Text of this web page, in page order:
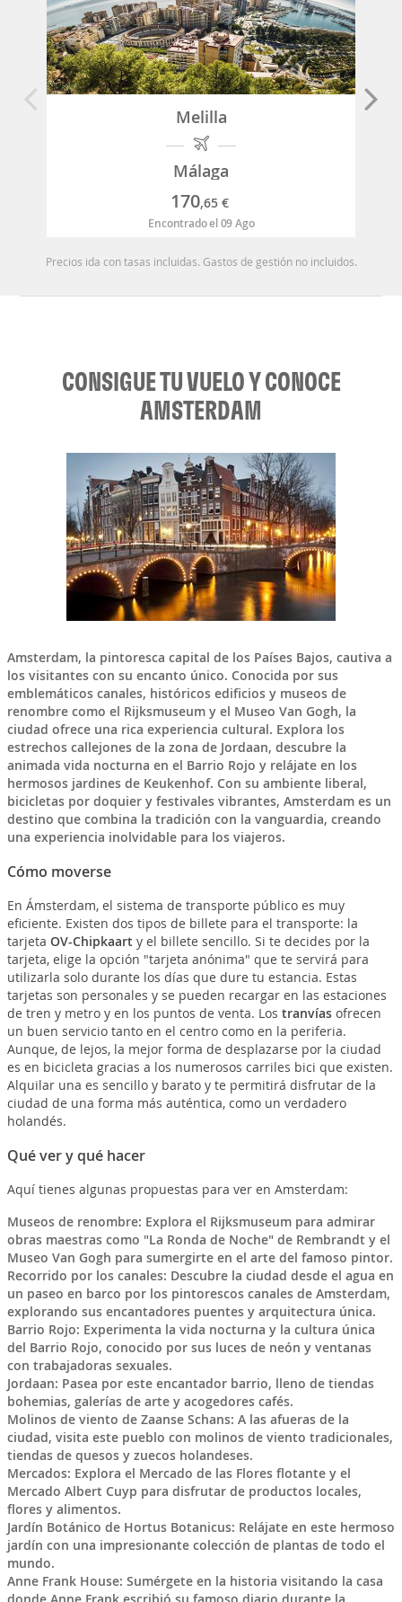
Melilla
Málaga
170,65 €
Encontrado el 09 Ago
Precios ida con tasas incluidas. Gastos de gestión no incluidos.
CONSIGUE TU VUELO Y CONOCE
AMSTERDAM
Amsterdam, la pintoresca capital de los Países Bajos, cautiva a
los visitantes con su encanto único. Conocida por sus
emblemáticos canales, históricos edificios y museos de
renombre como el Rijksmuseum y el Museo Van Gogh, la
ciudad ofrece una rica experiencia cultural. Explora los
estrechos callejones de la zona de Jordaan, descubre la
animada vida nocturna en el Barrio Rojo y relájate en los
hermosos jardines de Keukenhof. Con su ambiente liberal,
bicicletas por doquier y festivales vibrantes, Amsterdam es un
destino que combina la tradición con la vanguardia, creando
una experiencia inolvidable para los viajeros.
Cómo moverse
En Ámsterdam, el sistema de transporte público es muy
eficiente. Existen dos tipos de billete para el transporte: la
tarjeta OV-Chipkaart y el billete sencillo. Si te decides por la
tarjeta, elige la opción "tarjeta anónima" que te servirá para
utilizarla solo durante los días que dure tu estancia. Estas
tarjetas son personales y se pueden recargar en las estaciones
de tren y metro y en los puntos de venta. Los tranvíasofrecen
un buen servicio tanto en el centro como en la periferia.
Aunque, de lejos, la mejor forma de desplazarse por la ciudad
es en bicicleta gracias a los numerosos carriles bici que existen.
Alquilar una es sencillo y barato y te permitirá disfrutar de la
ciudad de una forma más auténtica, como un verdadero
holandés.
Qué ver y qué hacer
Aquí tienes algunas propuestas para ver en Amsterdam:
Museos de renombre: Explora el Rijksmuseum para admirar
obras maestras como "La Ronda de Noche" de Rembrandt y el
Museo Van Gogh para sumergirte en el arte del famoso pintor.
Recorrido por los canales: Descubre la ciudad desde el agua en
un paseo en barco por los pintorescos canales de Amsterdam,
explorando sus encantadores puentes y arquitectura única.
Barrio Rojo: Experimenta la vida nocturna y la cultura única
del Barrio Rojo, conocido por sus luces de neón y ventanas
con trabajadoras sexuales.
Jordaan: Pasea por este encantador barrio, lleno de tiendas
bohemias, galerías de arte y acogedores cafés.
Molinos de viento de Zaanse Schans: A las afueras de la
ciudad, visita este pueblo con molinos de viento tradicionales,
tiendas de quesos y zuecos holandeses.
Mercados: Explora el Mercado de las Flores flotante y el
Mercado Albert Cuyp para disfrutar de productos locales,
flores y alimentos.
Jardín Botánico de Hortus Botanicus: Relájate en este hermoso
jardín con una impresionante colección de plantas de todo el
mundo.
Anne Frank House: Sumérgete en la historia visitando la casa